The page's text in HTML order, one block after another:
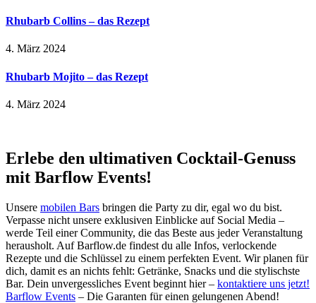
Rhubarb Collins – das Rezept
4. März 2024
Rhubarb Mojito – das Rezept
4. März 2024
Erlebe den ultimativen Cocktail-Genuss
mit Barflow Events!
Unsere mobilen Bars bringen die Party zu dir, egal wo du bist.
Verpasse nicht unsere exklusiven Einblicke auf Social Media –
werde Teil einer Community, die das Beste aus jeder Veranstaltung
herausholt. Auf Barflow.de findest du alle Infos, verlockende
Rezepte und die Schlüssel zu einem perfekten Event. Wir planen für
dich, damit es an nichts fehlt: Getränke, Snacks und die stylischste
Bar. Dein unvergessliches Event beginnt hier – kontaktiere uns jetzt!
Barflow Events – Die Garanten für einen gelungenen Abend!